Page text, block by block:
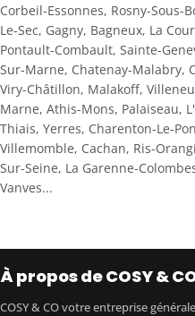
Corbeil-Essonnes, Rosny-Sous-
Le-Sec, Gagny, Bagneux, La
Pontault-Combault, Sainte-
Sur-Marne, Chatenay-Malabry,
Viry-Châtillon, Malakoff,
Marne, Athis-Mons, Palaiseau,
Thiais, Yerres, Charenton-Le-
Villemomble, Cachan, Ris-
Sur-Seine, La Garenne-
Vanves...
à propos de COSY &
COSY & CO votre entreprise